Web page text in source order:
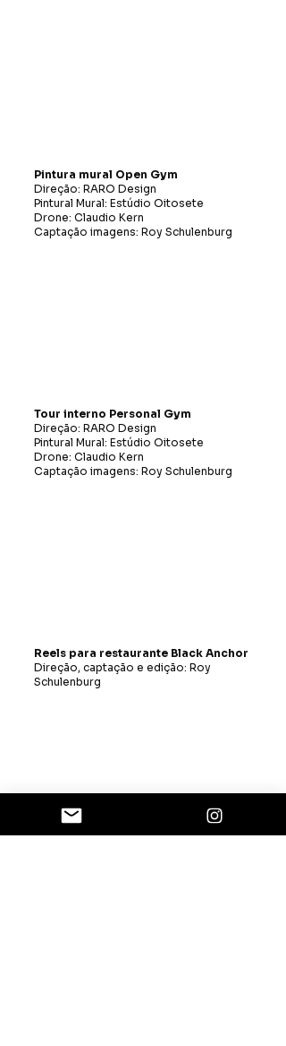
Pintura mural Open Gym
Direção: RARO Design
Pintural Mural: Estúdio Oitosete
Drone: Claudio Kern
Captação imagens: Roy Schulenburg
Tour interno Personal Gym
Direção: RARO Design
Pintural Mural: Estúdio Oitosete
Drone: Claudio Kern
Captação imagens: Roy Schulenburg
Reels para restaurante Black Anchor
Direção, captação e edição: Roy
Schulenburg